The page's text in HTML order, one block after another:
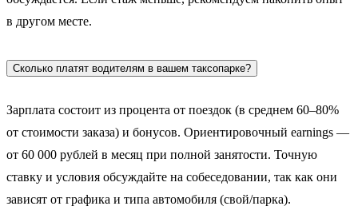
в другом месте.
Сколько платят водителям в вашем таксопарке?
Зарплата состоит из процента от поездок (в среднем 60–80%
от стоимости заказа) и бонусов. Ориентировочный earnings —
от 60 000 рублей в месяц при полной занятости. Точную
ставку и условия обсуждайте на собеседовании, так как они
зависят от графика и типа автомобиля (свой/парка).